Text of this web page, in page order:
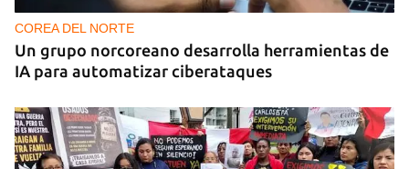
COREA DEL NORTE
Un grupo norcoreano desarrolla herramientas de
IA para automatizar ciberataques